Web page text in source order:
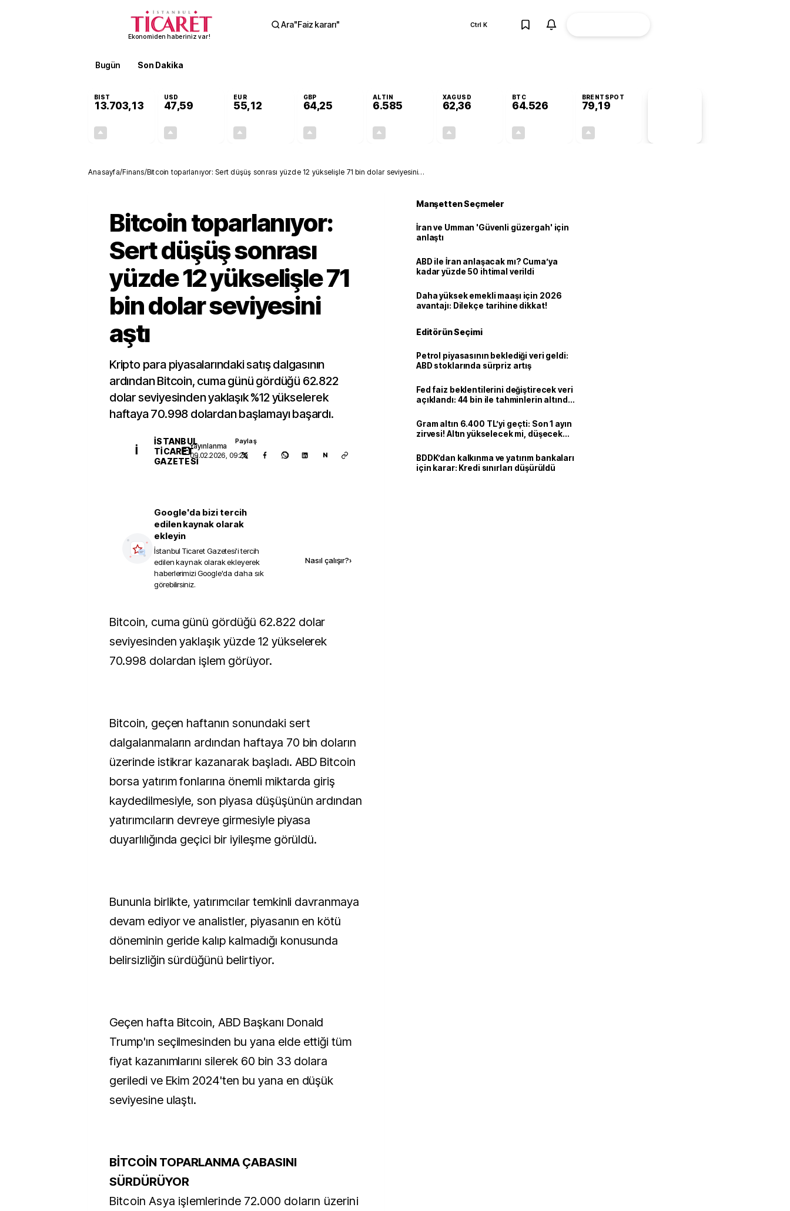
Ekonomiden haberiniz var!
Ara"Faiz kararı" Ctrl K
Bugün Son Dakika
BIST
13.703,13
USD
47,59
EUR
55,12
GBP
64,25
ALTIN
6.585
XAGUSD
62,36
BTC
64.526
BRENTSPOT
79,19
Anasayfa/Finans/Bitcoin toparlanıyor: Sert düşüş sonrası yüzde 12 yükselişle 71 bin dolar seviyesini
Bitcoin toparlanıyor:
Sert düşüş sonrası
yüzde 12 yükselişle 71
bin dolar seviyesini
aştı
Kripto para piyasalarındaki satış dalgasının
ardından Bitcoin, cuma günü gördüğü 62.822
dolar seviyesinden yaklaşık %12 yükselerek
haftaya 70.998 dolardan başlamayı başardı.
İ
İSTANBUL
TICARET
GAZETESI
Yayınlanma
09.02.2026, 09:20
Paylaş
N
Google'da bizi tercih
edilen kaynak olarak
ekleyin
İstanbul Ticaret Gazetesi'i tercih
edilen kaynak olarak ekleyerek
haberlerimizi Google'da daha sık
görebilirsiniz.
Nasıl çalışır?›
Bitcoin, cuma günü gördüğü 62.822 dolar
seviyesinden yaklaşık yüzde 12 yükselerek
70.998 dolardan işlem görüyor.
Bitcoin, geçen haftanın sonundaki sert
dalgalanmaların ardından haftaya 70 bin doların
üzerinde istikrar kazanarak başladı. ABD Bitcoin
borsa yatırım fonlarına önemli miktarda giriş
kaydedilmesiyle, son piyasa düşüşünün ardından
yatırımcıların devreye girmesiyle piyasa
duyarlılığında geçici bir iyileşme görüldü.
Bununla birlikte, yatırımcılar temkinli davranmaya
devam ediyor ve analistler, piyasanın en kötü
döneminin geride kalıp kalmadığı konusunda
belirsizliğin sürdüğünü belirtiyor.
Geçen hafta Bitcoin, ABD Başkanı Donald
Trump'ın seçilmesinden bu yana elde ettiği tüm
fiyat kazanımlarını silerek 60 bin 33 dolara
geriledi ve Ekim 2024'ten bu yana en düşük
seviyesine ulaştı.
BİTCOİN TOPARLANMA ÇABASINI
SÜRDÜRÜYOR
Bitcoin Asya işlemlerinde 72.000 doların üzerini
Manşetten Seçmeler
İran ve Umman 'Güvenli güzergah' için
anlaştı
ABD ile İran anlaşacak mı? Cuma’ya
kadar yüzde 50 ihtimal verildi
Daha yüksek emekli maaşı için 2026
avantajı: Dilekçe tarihine dikkat!
Editörün Seçimi
Petrol piyasasının beklediği veri geldi:
ABD stoklarında sürpriz artış
Fed faiz beklentilerini değiştirecek veri
açıklandı: 44 bin ile tahminlerin altında
Gram altın 6.400 TL’yi geçti: Son 1 ayın
zirvesi! Altın yükselecek mi, düşecek
BDDK’dan kalkınma ve yatırım bankaları
için karar: Kredi sınırları düşürüldü